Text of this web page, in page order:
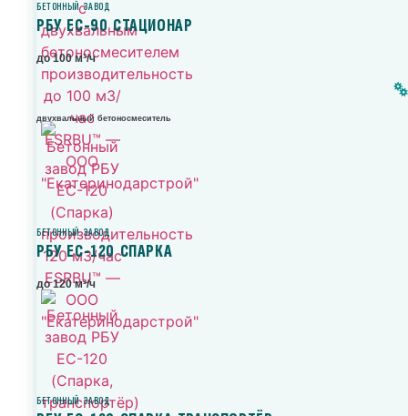
БЕТОННЫЙ ЗАВОД
РБУ ЕС-90 СТАЦИОНАР
до 100 м³/ч
двухвальный бетоносмеситель
БЕТОННЫЙ ЗАВОД
РБУ ЕС-120 СПАРКА
до 120 м³/ч
БЕТОННЫЙ ЗАВОД